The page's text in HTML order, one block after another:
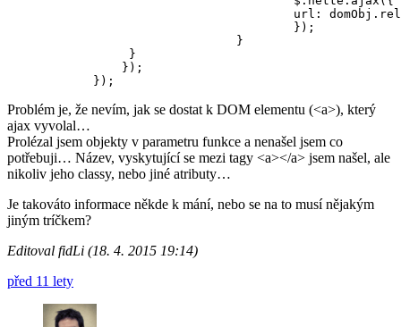
Problém je, že nevím, jak se dostat k DOM elementu (<a>), který
ajax vyvolal…
Prolézal jsem objekty v parametru funkce a nenašel jsem co
potřebuji… Název, vyskytující se mezi tagy <a></a> jsem našel, ale
nikoliv jeho classy, nebo jiné atributy…
Je takováto informace někde k mání, nebo se na to musí nějakým
jiným tríčkem?
Editoval fidLi (18. 4. 2015 19:14)
před 11 lety